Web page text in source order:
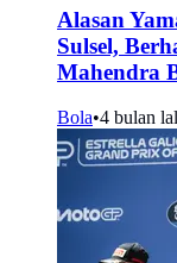
Alasan
Sulsel,
Mahendra
Bola•4 bulan